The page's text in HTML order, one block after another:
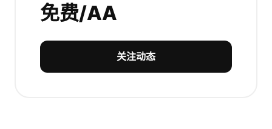
免费/AA
关注动态